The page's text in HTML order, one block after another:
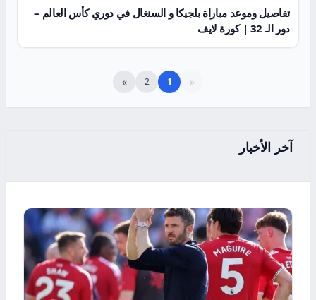
تفاصيل وموعد مباراة بلجيكا و السنغال في دوري كأس العالم –
دور الـ 32 | كورة لايف
«
1
2
»
آخر الأخبار